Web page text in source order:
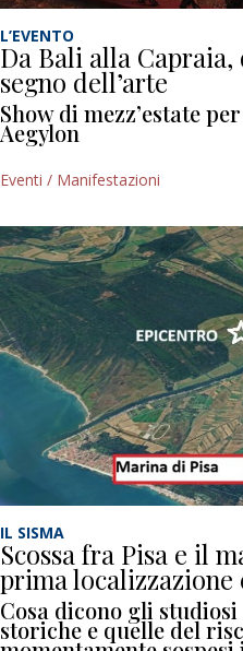
L’EVENTO
Da Bali alla
segno dell’arte
Show di mezz’estate
Aegylon
Eventi / Manifestazioni
IL SISMA
Scossa fra Pisa e il
prima localizzazione
Cosa dicono gli
storiche e quelle del